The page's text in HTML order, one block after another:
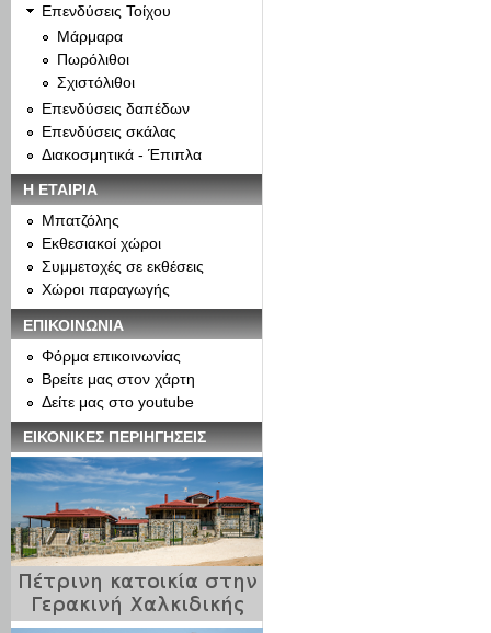
Επενδύσεις Τοίχου
Μάρμαρα
Πωρόλιθοι
Σχιστόλιθοι
Επενδύσεις δαπέδων
Επενδύσεις σκάλας
Διακοσμητικά - Έπιπλα
Η ΕΤΑΙΡΙΑ
Μπατζόλης
Εκθεσιακοί χώροι
Συμμετοχές σε εκθέσεις
Χώροι παραγωγής
ΕΠΙΚΟΙΝΩΝΙΑ
Φόρμα επικοινωνίας
Βρείτε μας στον χάρτη
Δείτε μας στο youtube
ΕΙΚΟΝΙΚΕΣ ΠΕΡΙΗΓΗΣΕΙΣ